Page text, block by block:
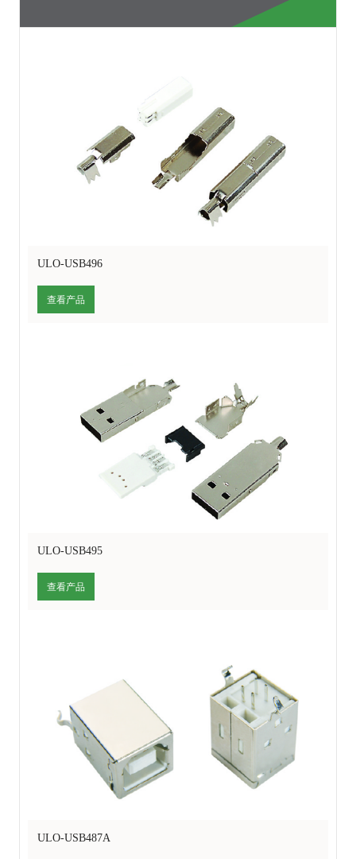
ULO-USB496
查看产品
ULO-USB495
查看产品
ULO-USB487A